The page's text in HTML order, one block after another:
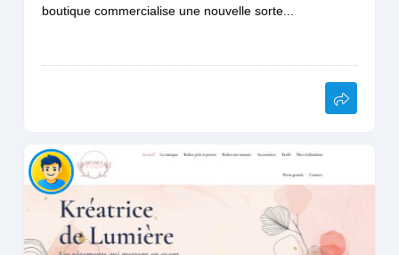
boutique commercialise une nouvelle sorte...